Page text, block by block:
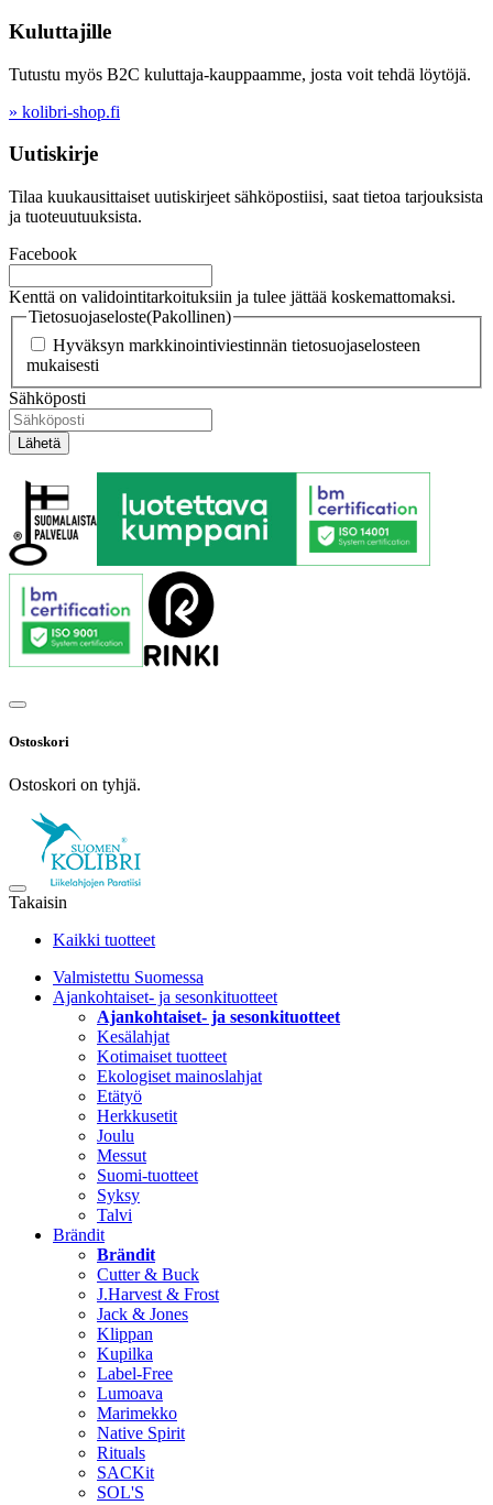
Kuluttajille
Tutustu myös B2C kuluttaja-kauppaamme, josta voit tehdä löytöjä.
» kolibri-shop.fi
Uutiskirje
Tilaa kuukausittaiset uutiskirjeet sähköpostiisi, saat tietoa tarjouksista
ja tuoteuutuuksista.
Facebook
Kenttä on validointitarkoituksiin ja tulee jättää koskemattomaksi.
Tietosuojaseloste(Pakollinen)
Hyväksyn markkinointiviestinnän tietosuojaselosteen
mukaisesti
Sähköposti
Ostoskori
Ostoskori on tyhjä.
Takaisin
Kaikki tuotteet
Valmistettu Suomessa
Ajankohtaiset- ja sesonkituotteet
Ajankohtaiset- ja sesonkituotteet
Kesälahjat
Kotimaiset tuotteet
Ekologiset mainoslahjat
Etätyö
Herkkusetit
Joulu
Messut
Suomi-tuotteet
Syksy
Talvi
Brändit
Brändit
Cutter & Buck
J.Harvest & Frost
Jack & Jones
Klippan
Kupilka
Label-Free
Lumoava
Marimekko
Native Spirit
Rituals
SACKit
SOL'S